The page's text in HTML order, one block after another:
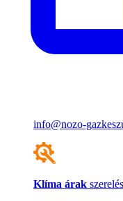
info@nozo-
Klíma árak